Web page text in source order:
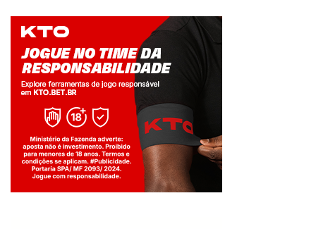
Jogue com responsabilidade. 18+